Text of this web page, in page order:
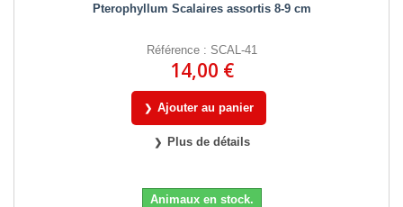
Pterophyllum Scalaires assortis 8-9 cm
Référence : SCAL-41
14,00 €
Ajouter au panier
Plus de détails
Animaux en stock.